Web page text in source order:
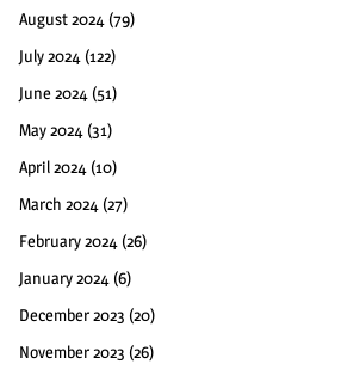
August 2024 (79)
July 2024 (122)
June 2024 (51)
May 2024 (31)
April 2024 (10)
March 2024 (27)
February 2024 (26)
January 2024 (6)
December 2023 (20)
November 2023 (26)